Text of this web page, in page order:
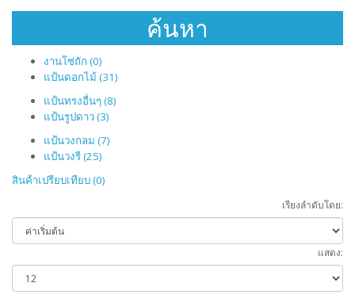
ค้นหา
งานโซ่ถัก (0)
แป้นดอกไม้ (31)
แป้นทรงอื่นๆ (8)
แป้นรูปดาว (3)
แป้นวงกลม (7)
แป้นวงรี (25)
สินค้าเปรียบเทียบ (0)
เรียงลำดับโดย:
แสดง: